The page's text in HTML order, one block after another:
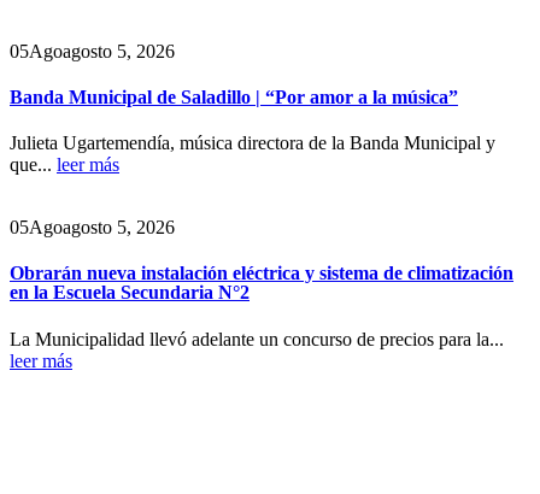
05Agoagosto 5, 2026
Banda Municipal de Saladillo | “Por amor a la música”
Julieta Ugartemendía, música directora de la Banda Municipal y
que... leer más
05Agoagosto 5, 2026
Obrarán nueva instalación eléctrica y sistema de climatización
en la Escuela Secundaria N°2
La Municipalidad llevó adelante un concurso de precios para la...
leer más